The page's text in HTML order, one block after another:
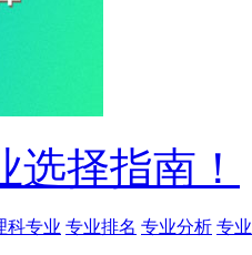
择指南！
科专业 专业排名 专业分析 专